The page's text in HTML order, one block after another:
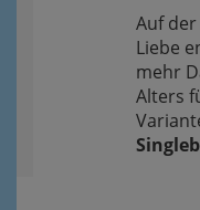
Auf
Liebe
mehr
Alters